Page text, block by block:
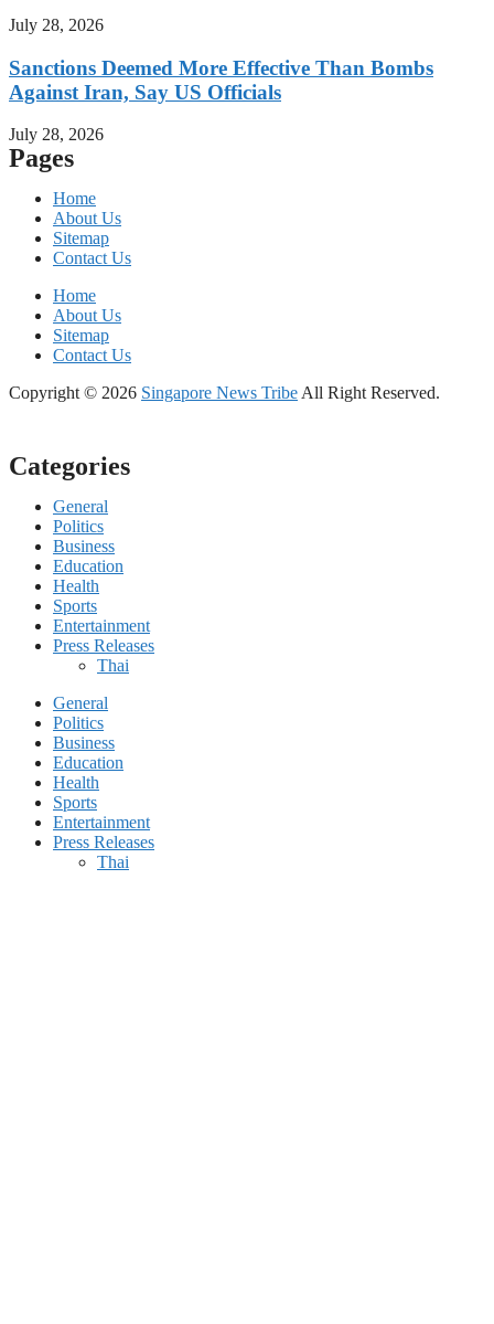
July 28, 2026
Sanctions Deemed More Effective Than Bombs
Against Iran, Say US Officials
July 28, 2026
Pages
Home
About Us
Sitemap
Contact Us
Home
About Us
Sitemap
Contact Us
Copyright © 2026 Singapore News Tribe All Right Reserved.
Categories
General
Politics
Business
Education
Health
Sports
Entertainment
Press Releases
Thai
General
Politics
Business
Education
Health
Sports
Entertainment
Press Releases
Thai